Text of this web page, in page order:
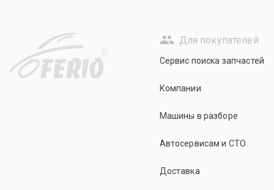
R
Для покупателей
Сервис поиска запчастей
Компании
Машины в разборе
Автосервисам и СТО
Доставка